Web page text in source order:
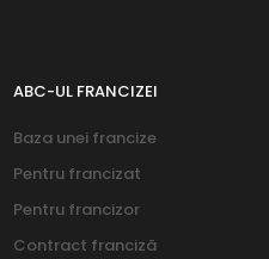
ABC-UL FRANCIZEI
Baza unei francize
Pentru francizat
Pentru francizor
Contract franciză